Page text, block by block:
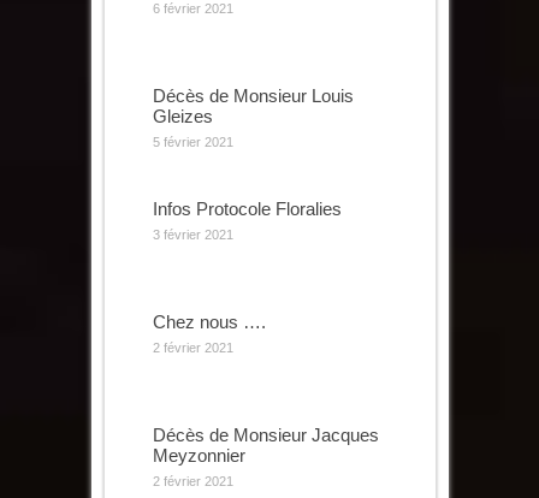
6 février 2021
Décès de Monsieur Louis
Gleizes
5 février 2021
Infos Protocole Floralies
3 février 2021
Chez nous ….
2 février 2021
Décès de Monsieur Jacques
Meyzonnier
2 février 2021